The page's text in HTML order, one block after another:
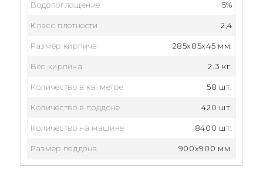
Водопоглощение 5%
Класс плотности 2,4
Размер кирпича 285x85x45 мм.
Вес кирпича 2.3 кг.
Количество в кв. метре 58 шт.
Количество в поддоне 420 шт.
Количество на машине 8400 шт.
Размер поддона 900x900 мм.